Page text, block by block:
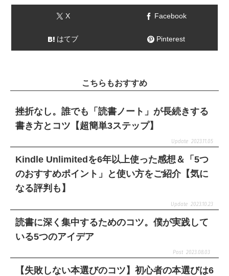
X Facebook
はてブ Pinterest
こちらもおすすめ
挫折なし。誰でも「読書ノート」が長続きする
書き方とコツ【超簡単3ステップ】
2023.11.05
Kindle Unlimitedを6年以上使った感想＆「5つ
のおすすめポイント」と使い方をご紹介【気に
なる評判も】
2023.10.23
読書に深く集中するためのコツ。僕が実践して
いる5つのアイデア
2023.08.03
【失敗しない本選びのコツ】初心者の本選びは6